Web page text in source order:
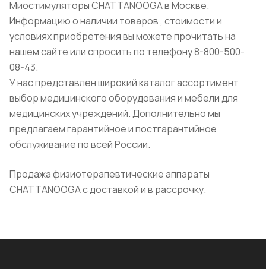
Миостимуляторы CHATTANOOGA в Москве.
Информацию о наличии товаров , стоимости и
условиях приобретения вы можете прочитать на
нашем сайте или спросить по телефону 8-800-500-
08-43.
У нас представлен широкий каталог ассортимент
выбор медицинского оборудования и мебели для
медицинских учреждений. Дополнительно мы
предлагаем гарантийное и постгарантийное
обслуживание по всей России.
Продажа физиотерапевтические аппараты
CHATTANOOGA с доставкой и в рассрочку.